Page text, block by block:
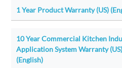
1 Year Product Warranty (US)
10 Year Commercial Kitchen
Application System Warranty (US)
(English)